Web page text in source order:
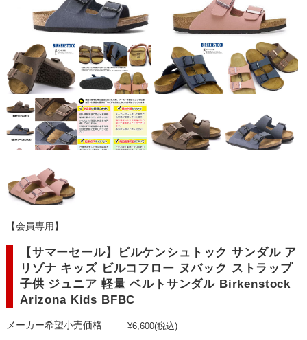
【会員専用】
【サマーセール】ビルケンシュトック サンダル ア
リゾナ キッズ ビルコフロー ヌバック ストラップ
子供 ジュニア 軽量 ベルトサンダル Birkenstock
Arizona Kids BFBC
メーカー希望小売価格: ¥6,600(税込)